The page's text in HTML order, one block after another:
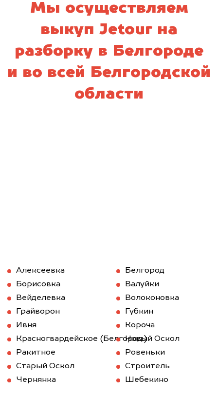
Мы осуществляем
выкуп Jetour на
разборку в Белгороде
и во всей Белгородской
области
Алексеевка
Белгород
Борисовка
Валуйки
Вейделевка
Волоконовка
Грайворон
Губкин
Ивня
Короча
Красногвардейское (Белгород.)Новый Оскол
Ракитное
Ровеньки
Старый Оскол
Строитель
Чернянка
Шебекино